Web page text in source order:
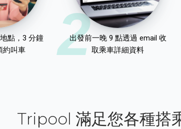
點，3 分鐘
約叫車
2
出發前一晚 9 點透過 email 收
取乘車詳細資料
Tripool 滿足您各種搭